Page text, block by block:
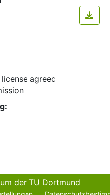
agreed
der TU Dortmund